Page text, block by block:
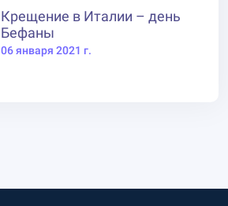
Крещение в Италии – день
Бефаны
06 января 2021 г.